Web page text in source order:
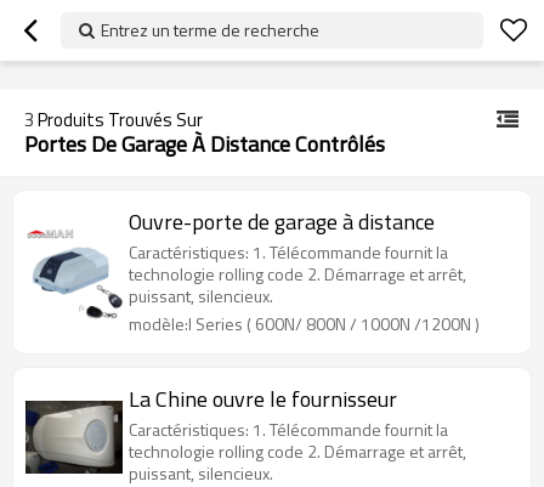
googlea70fe95786458a77.html
Entrez un terme de recherche
3Produits Trouvés Sur
Portes De Garage À Distance Contrôlés
Ouvre-porte de garage à distance
Caractéristiques: 1. Télécommande fournit la
technologie rolling code 2. Démarrage et arrêt,
puissant, silencieux.
modèle:I Series ( 600N/ 800N / 1000N /1200N )
La Chine ouvre le fournisseur
Caractéristiques: 1. Télécommande fournit la
technologie rolling code 2. Démarrage et arrêt,
puissant, silencieux.